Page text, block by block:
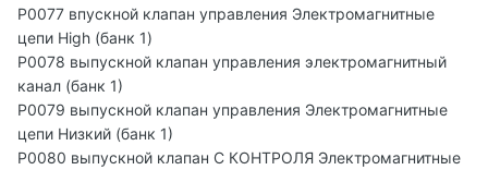
P0077 впускной клапан управления Электромагнитные
цепи High (банк 1)
P0078 выпускной клапан управления электромагнитный
канал (банк 1)
P0079 выпускной клапан управления Электромагнитные
цепи Низкий (банк 1)
P0080 выпускной клапан С КОНТРОЛЯ Электромагнитные